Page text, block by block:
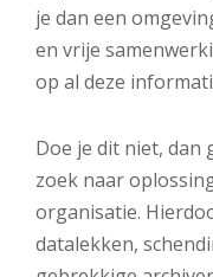
je dan een
en vrije
op al deze
Doe je dit niet, dan
zoek naar
organisatie.
datalekken,